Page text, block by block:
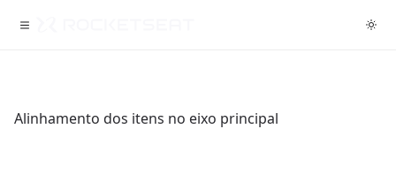
Alinhamento dos itens no eixo principal